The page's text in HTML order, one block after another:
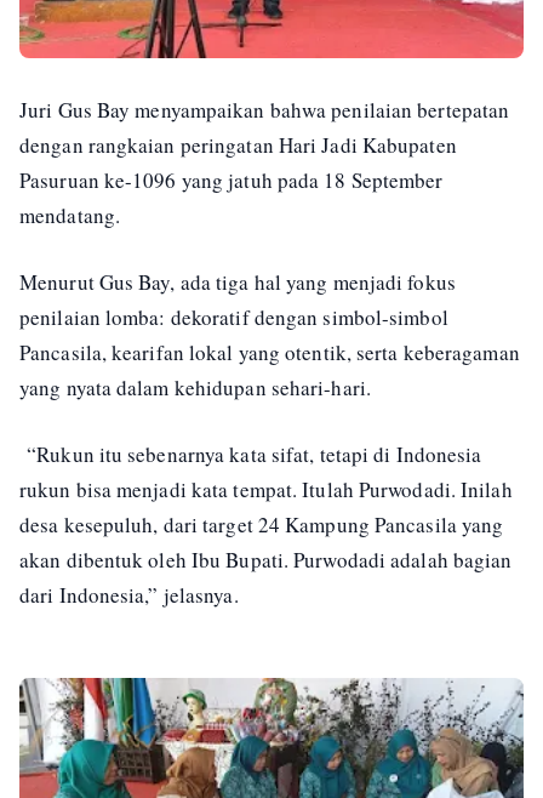
Juri Gus Bay menyampaikan bahwa penilaian bertepatan
dengan rangkaian peringatan Hari Jadi Kabupaten
Pasuruan ke-1096 yang jatuh pada 18 September
mendatang.
Menurut Gus Bay, ada tiga hal yang menjadi fokus
penilaian lomba: dekoratif dengan simbol-simbol
Pancasila, kearifan lokal yang otentik, serta keberagaman
yang nyata dalam kehidupan sehari-hari.
“Rukun itu sebenarnya kata sifat, tetapi di Indonesia
rukun bisa menjadi kata tempat. Itulah Purwodadi. Inilah
desa kesepuluh, dari target 24 Kampung Pancasila yang
akan dibentuk oleh Ibu Bupati. Purwodadi adalah bagian
dari Indonesia,” jelasnya.